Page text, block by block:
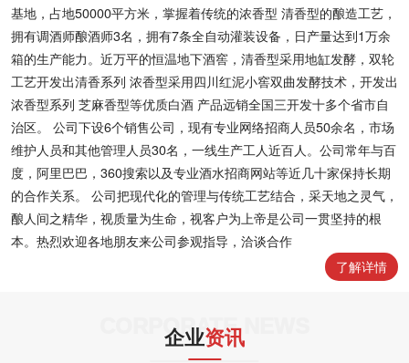
基地，占地50000平方米，掌握着传统的浓香型 清香型的酿造工艺，
拥有调酒师酿酒师3名，拥有7条全自动灌装设备，日产量达到1万余
箱的生产能力。近万平的恒温地下酒窖，清香型采用地缸发酵，双轮
工艺开发出清香系列 浓香型采用四川红泥小窖双曲发酵技术，开发出
浓香型系列 芝麻香型等优质白酒 产品远销全国三开发十多个省市自
治区。 公司下设6个销售公司，现有专业网络招商人员50余名，市场
维护人员和其他管理人员30名，一线生产工人近百人。公司常年与百
度，阿里巴巴，360搜索以及专业酒水招商网站等近几十家保持长期
的合作关系。 公司把现代化的管理与传统工艺结合，采天地之灵气，
酿人间之精华，视质量为生命，视客户为上帝是公司一贯坚持的根
本。热烈欢迎各地朋友来公司参观指导，洽谈合作
了解详情
CORPORATE NEWS
企业资讯